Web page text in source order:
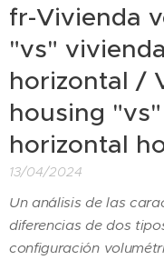
fr-Vivienda
"vs" vivienda
horizontal /
housing "vs"
horizontal
13/04/2024
Un análisis de las
diferencias de dos
configuración